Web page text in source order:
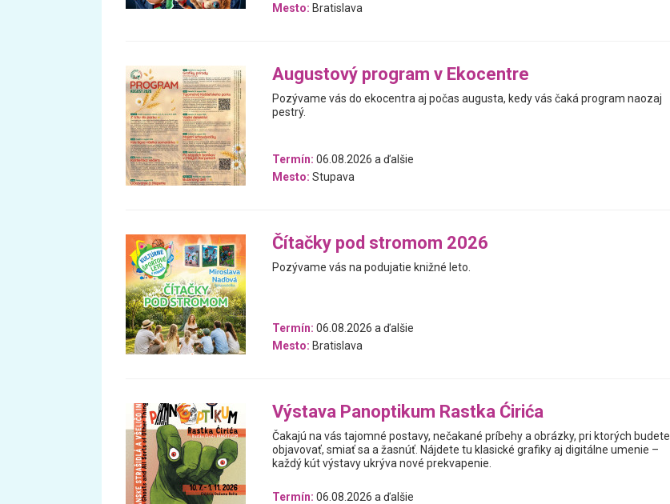
Mesto: Bratislava
Augustový program v Ekocentre
Pozývame vás do ekocentra aj počas augusta, kedy vás čaká program naozaj
pestrý.
Termín: 06.08.2026 a ďalšie
Mesto: Stupava
Čítačky pod stromom 2026
Pozývame vás na podujatie knižné leto.
Termín: 06.08.2026 a ďalšie
Mesto: Bratislava
Výstava Panoptikum Rastka Ćirića
Čakajú na vás tajomné postavy, nečakané príbehy a obrázky, pri ktorých budete
objavovať, smiať sa a žasnúť. Nájdete tu klasické grafiky aj digitálne umenie –
každý kút výstavy ukrýva nové prekvapenie.
Termín: 06.08.2026 a ďalšie